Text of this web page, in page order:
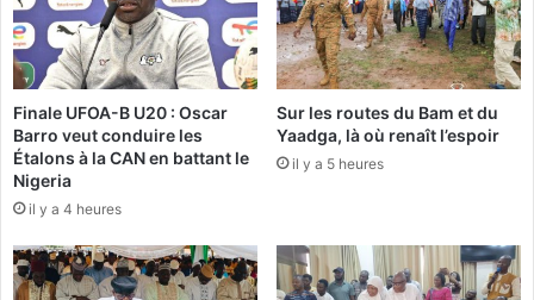
a
s
o
s
o
u
t
i
e
t
C
o
r
m
e
d
e
s
é
t
d
i
Finale UFOA-B U20 : Oscar
Barro veut conduire les
Étalons à la CAN en battant le
Nigeria
il y a 4 heures
Sur les routes du Bam et du
Yaadga, là où renaît l’espoir
il y a 5 heures